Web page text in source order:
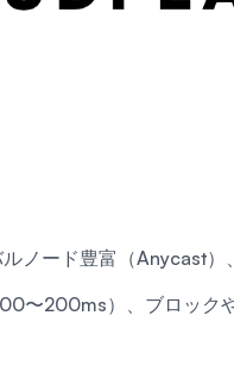
ノード豊富（Anycast）
〜200ms）、ブロック